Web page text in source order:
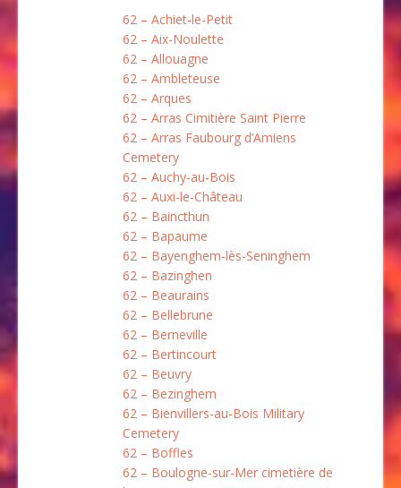
62 – Achiet-le-Petit
62 – Aix-Noulette
62 – Allouagne
62 – Ambleteuse
62 – Arques
62 – Arras Cimitière Saint Pierre
62 – Arras Faubourg d’Amiens
Cemetery
62 – Auchy-au-Bois
62 – Auxi-le-Château
62 – Baincthun
62 – Bapaume
62 – Bayenghem-lès-Seninghem
62 – Bazinghen
62 – Beaurains
62 – Bellebrune
62 – Berneville
62 – Bertincourt
62 – Beuvry
62 – Bezinghem
62 – Bienvillers-au-Bois Military
Cemetery
62 – Boffles
62 – Boulogne-sur-Mer cimetière de